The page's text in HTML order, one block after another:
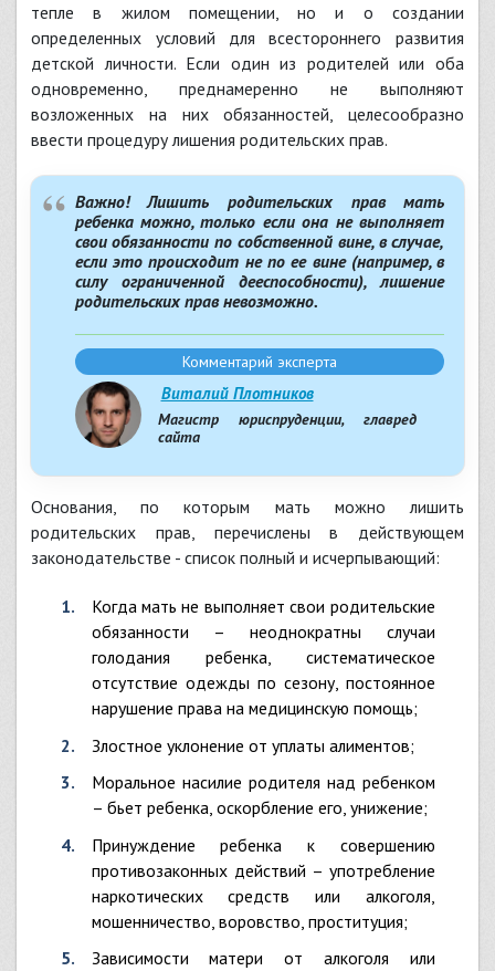
тепле в жилом помещении, но и о создании
определенных условий для всестороннего развития
детской личности. Если один из родителей или оба
одновременно, преднамеренно не выполняют
возложенных на них обязанностей, целесообразно
ввести процедуру лишения родительских прав.
Важно!Лишить родительских прав мать
ребенка можно, только если она не выполняет
свои обязанности по собственной вине, в случае,
если это происходит не по ее вине (например, в
силу ограниченной дееспособности), лишение
родительских прав невозможно.
Виталий Плотников
Магистр юриспруденции, главред
сайта
Комментарий эксперта
Основания, по которым мать можно лишить
родительских прав, перечислены в действующем
законодательстве - список полный и исчерпывающий:
когда мать не выполняет свои родительские
обязанности – неоднократны случаи
голодания ребенка, систематическое
отсутствие одежды по сезону, постоянное
нарушение права на медицинскую помощь;
злостное уклонение от уплаты алиментов;
моральное насилие родителя над ребенком
– бьет ребенка, оскорбление его, унижение;
принуждение ребенка к совершению
противозаконных действий – употребление
наркотических средств или алкоголя,
мошенничество, воровство, проституция;
зависимости матери от алкоголя или